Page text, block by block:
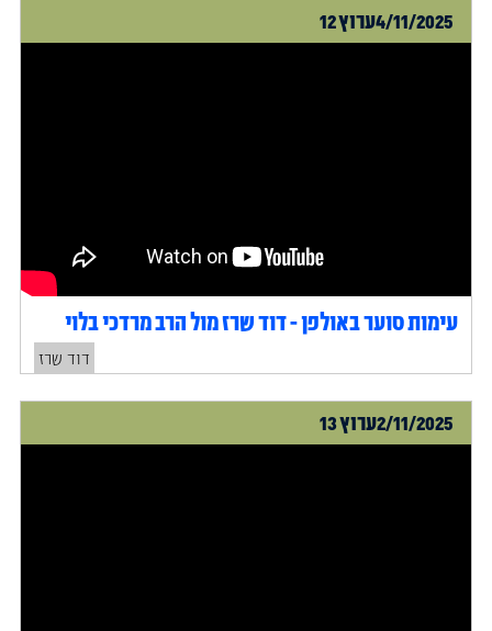
4/11/2025ערוץ 12
עימות סוער באולפן - דוד שרז מול הרב מרדכי בלוי
דוד שרז
2/11/2025ערוץ 13